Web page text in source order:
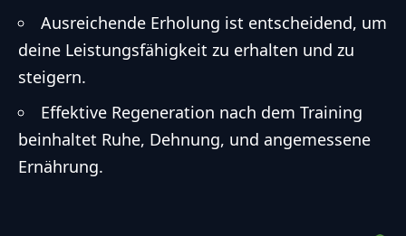
Ausreichende Erholung ist entscheidend, um
deine Leistungsfähigkeit zu erhalten und zu
steigern.
Effektive Regeneration nach dem Training
beinhaltet Ruhe, Dehnung, und angemessene
Ernährung.